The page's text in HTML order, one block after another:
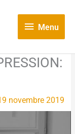
Menu
Menu
novembre 2019